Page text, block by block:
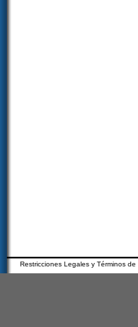
Restricciones Legales y Términos de